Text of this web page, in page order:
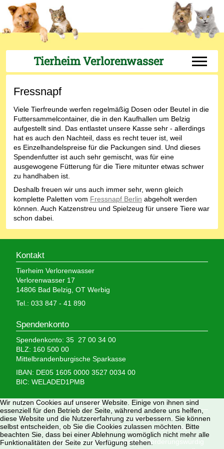
Tierheim Verlorenwasser Off-
Fressnapf
Viele Tierfreunde werfen regelmäßig Dosen oder Beutel in die
Futtersammelcontainer, die in den Kaufhallen um Belzig
aufgestellt sind. Das entlastet unsere Kasse sehr - allerdings
hat es auch den Nachteil, dass es recht teuer ist, weil
es Einzelhandelspreise für die Packungen sind. Und dieses
Spendenfutter ist auch sehr gemischt, was für eine
ausgewogene Fütterung für die Tiere mitunter etwas schwer
zu handhaben ist.
Deshalb freuen wir uns auch immer sehr, wenn gleich
komplette Paletten vom Fressnapf Berlin abgeholt werden
können. Auch Katzenstreu und Spielzeug für unsere Tiere war
schon dabei.
Kontakt
Tierheim Verlorenwasser
Verlorenwasser 17
14806 Bad Belzig, OT Werbig
Tel.: 033 847 - 41 890
Spendenkonto
Spendenkonto: 35 27 00 34 00
BLZ: 160 500 00
Mittelbrandenburgische Sparkasse
IBAN: DE05 1605 0000 3527 0034 00
BIC: WELADED1PMB
Wir brauchen Ihre Hilfe,
denn wir erhalten keinerlei staatliche Hilfe, sondern
finanzieren das Tierheim aus Spenden und Erbschaften.
Wir sind als gemeinnützig und besonders förderungswürdig
Wir nutzen Cookies auf unserer Website. Einige von ihnen sind
essenziell für den Betrieb der Seite, während andere uns helfen,
diese Website und die Nutzererfahrung zu verbessern. Sie können
selbst entscheiden, ob Sie die Cookies zulassen möchten. Bitte
beachten Sie, dass bei einer Ablehnung womöglich nicht mehr alle
Funktionalitäten der Seite zur Verfügung stehen.